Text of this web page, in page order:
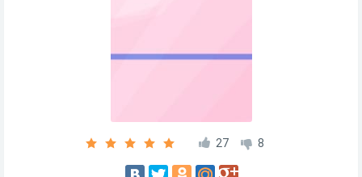
27 8